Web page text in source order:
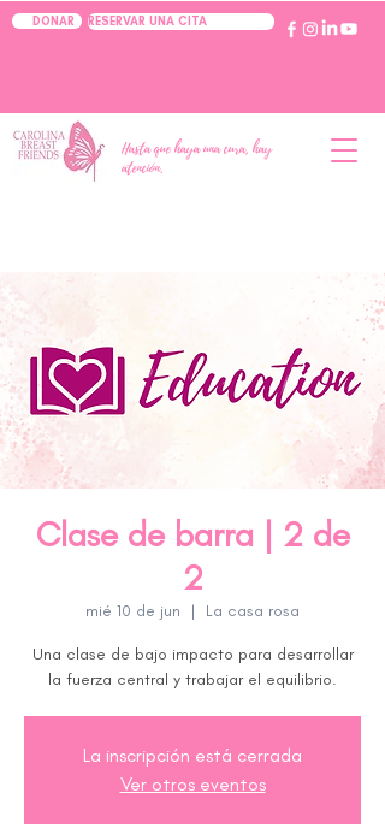
DONAR RESERVAR UNA CITA
Hasta que haya una cura, hay
atención.
Clase de barra | 2 de
2
mié 10 de jun
  |
La casa rosa
Una clase de bajo impacto para desarrollar
la fuerza central y trabajar el equilibrio.
La inscripción está cerrada
Ver otros eventos